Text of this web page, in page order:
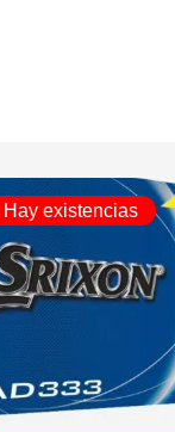
Hay existencias